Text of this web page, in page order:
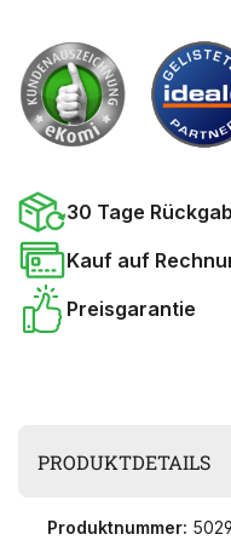
30 Tage
Kauf auf
Preisgarantie
PRODUKTDETAILS
Produktnummer: